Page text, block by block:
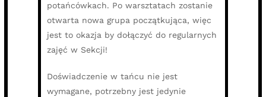
potańcówkach. Po warsztatach zostanie
otwarta nowa grupa początkująca, więc
jest to okazja by dołączyć do regularnych
zajęć w Sekcji!
Doświadczenie w tańcu nie jest
wymagane, potrzebny jest jedynie